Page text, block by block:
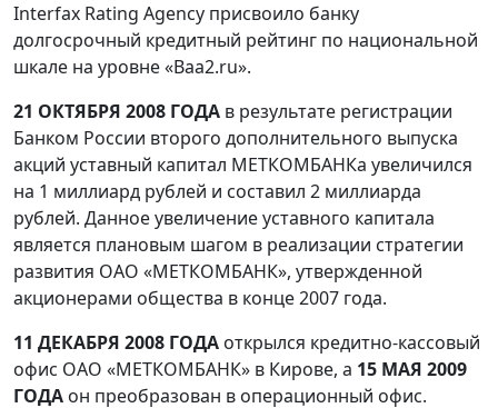
Interfax Rating Agency присвоило банку
долгосрочный кредитный рейтинг по национальной
шкале на уровне «Ваа2.ru».
21 ОКТЯБРЯ 2008 ГОДА в результате регистрации
Банком России второго дополнительного выпуска
акций уставный капитал МЕТКОМБАНКа увеличился
на 1 миллиард рублей и составил 2 миллиарда
рублей. Данное увеличение уставного капитала
является плановым шагом в реализации стратегии
развития ОАО «МЕТКОМБАНК», утвержденной
акционерами общества в конце 2007 года.
11 ДЕКАБРЯ 2008 ГОДА открылся кредитно-кассовый
офис ОАО «МЕТКОМБАНК» в Кирове, а 15 МАЯ 2009
ГОДА он преобразован в операционный офис.